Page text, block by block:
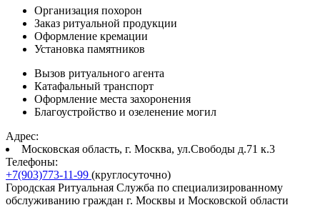
Организация похорон
Заказ ритуальной продукции
Оформление кремации
Установка памятников
Вызов ритуального агента
Катафальный транспорт
Оформление места захоронения
Благоустройство и озеленение могил
Адрес:
Московская область, г. Москва, ул.Свободы д.71 к.3
Телефоны:
+7(903)773-11-99 (круглосуточно)
Городская Ритуальная Служба по специализированному
обслуживанию граждан г. Москвы и Московской области